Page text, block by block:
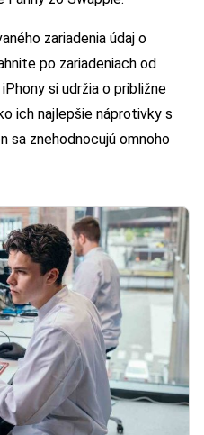
zariadenia údaj o
po zariadeniach od
si udržia o približne
ich najlepšie náprotivky s
sa znehodnocujú omnoho